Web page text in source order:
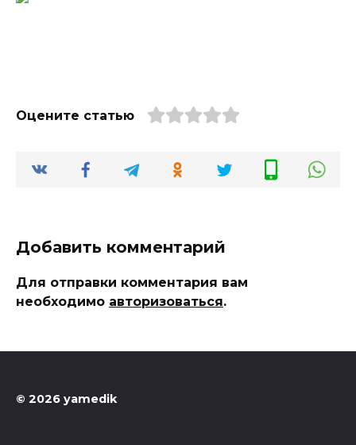
Оцените статью
Добавить комментарий
Для отправки комментария вам
необходимо авторизоваться.
© 2026 yamedik